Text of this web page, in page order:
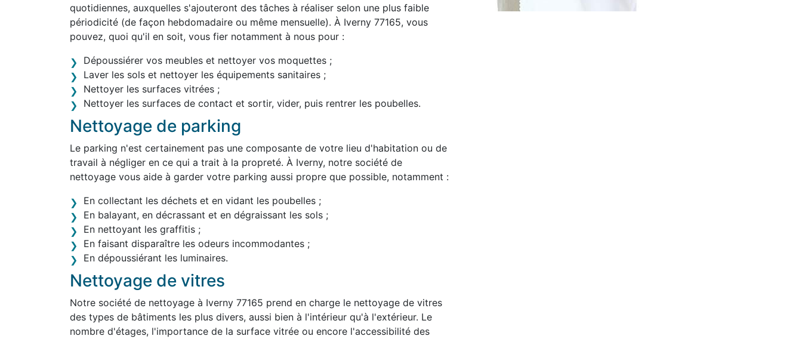
quotidiennes, auxquelles s'ajouteront des tâches à réaliser selon une plus faible
périodicité (de façon hebdomadaire ou même mensuelle). À Iverny 77165, vous
pouvez, quoi qu'il en soit, vous fier notamment à nous pour :
Dépoussiérer vos meubles et nettoyer vos moquettes ;
Laver les sols et nettoyer les équipements sanitaires ;
Nettoyer les surfaces vitrées ;
Nettoyer les surfaces de contact et sortir, vider, puis rentrer les poubelles.
Nettoyage de parking
Le parking n'est certainement pas une composante de votre lieu d'habitation ou de
travail à négliger en ce qui a trait à la propreté. À Iverny, notre société de
nettoyage vous aide à garder votre parking aussi propre que possible, notamment :
En collectant les déchets et en vidant les poubelles ;
En balayant, en décrassant et en dégraissant les sols ;
En nettoyant les graffitis ;
En faisant disparaître les odeurs incommodantes ;
En dépoussiérant les luminaires.
Nettoyage de vitres
Notre société de nettoyage à Iverny 77165 prend en charge le nettoyage de vitres
des types de bâtiments les plus divers, aussi bien à l'intérieur qu'à l'extérieur. Le
nombre d'étages, l'importance de la surface vitrée ou encore l'accessibilité des